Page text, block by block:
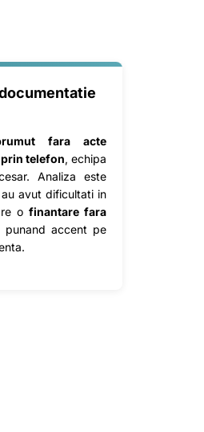
fara acte
telefon, echipa
Analiza este
avut dificultati in
o finantare fara
punand accent pe